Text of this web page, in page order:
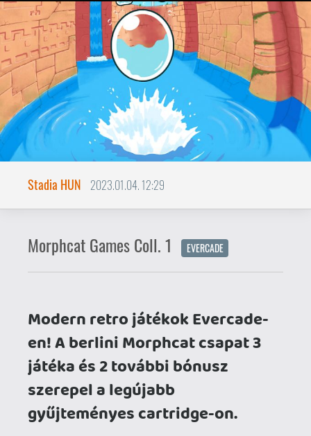
Morphcat Games Coll. 1 EVERCADE
Modern retro játékok Evercade-
en! A berlini Morphcat csapat 3
játéka és 2 további bónusz
szerepel a legújabb
gyűjteményes cartridge-on.
Bevezető - mi is az Evercade?
Bár a blog-szekció rendszeres olvasói és
a retro iránt érdeklődő játékosok
számára már ismerős lehet, pár szót
Blaze cég gépe old school játékosok
számára készült, egy emulációs masina
saját cartridge formátummal, ami hamar
a gyűjtők kedvencévé vált. Létezik
handheld és asztali változata is (Evercade
VS), sőt tavaly év végén kijött a handheld
újradizájnolt, komolyabb verziója is EXP
néven. A cart-ok játékgyűjteményeket